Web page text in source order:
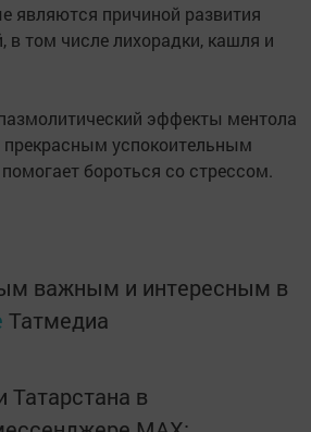
являются причиной развития
в том числе лихорадки, кашля и
эффекты ментола
успокоительным
бороться со стрессом.
важным и интересным в
Татмедиа
Татарстана в